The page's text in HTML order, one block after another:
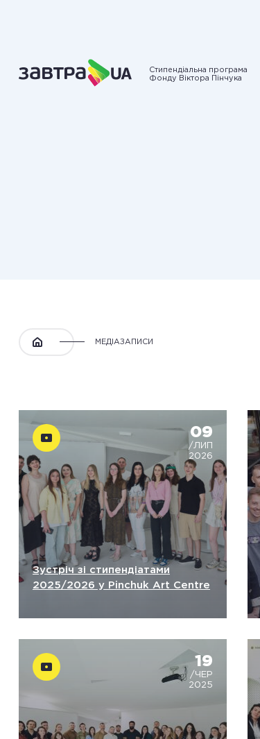
Стипендіальна програма
Фонду Віктора Пінчука
МЕДІАЗАПИСИ
09
/ЛИП
2026
Зустріч зі стипендіатами
2025/2026 у Pinchuk Art Centre
19
/ЧЕР
2025